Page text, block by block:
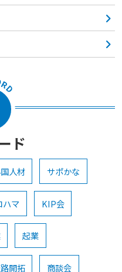
ド
人材 サポかな
ハマ KIP会
起業
開拓 商談会